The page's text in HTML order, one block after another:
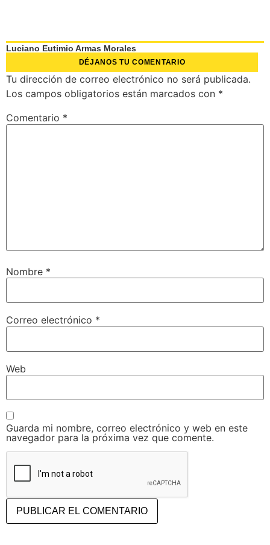
Luciano Eutimio Armas Morales
DÉJANOS TU COMENTARIO
Tu dirección de correo electrónico no será publicada.
Los campos obligatorios están marcados con *
Comentario *
Nombre *
Correo electrónico *
Web
Guarda mi nombre, correo electrónico y web en este
navegador para la próxima vez que comente.